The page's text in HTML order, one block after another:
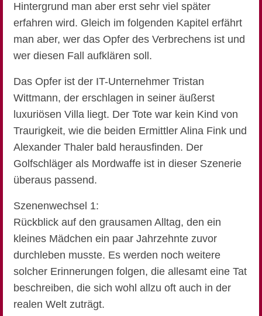
Hintergrund man aber erst sehr viel später
erfahren wird. Gleich im folgenden Kapitel erfährt
man aber, wer das Opfer des Verbrechens ist und
wer diesen Fall aufklären soll.
Das Opfer ist der IT-Unternehmer Tristan
Wittmann, der erschlagen in seiner äußerst
luxuriösen Villa liegt. Der Tote war kein Kind von
Traurigkeit, wie die beiden Ermittler Alina Fink und
Alexander Thaler bald herausfinden. Der
Golfschläger als Mordwaffe ist in dieser Szenerie
überaus passend.
Szenenwechsel 1:
Rückblick auf den grausamen Alltag, den ein
kleines Mädchen ein paar Jahrzehnte zuvor
durchleben musste. Es werden noch weitere
solcher Erinnerungen folgen, die allesamt eine Tat
beschreiben, die sich wohl allzu oft auch in der
realen Welt zuträgt.